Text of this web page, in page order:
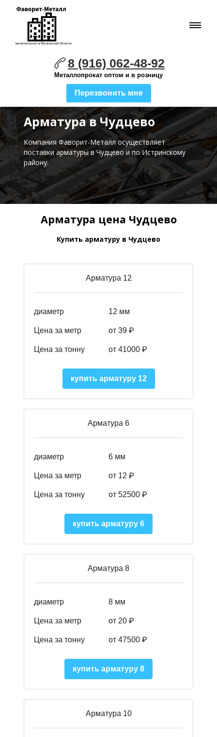
8 (916) 062-48-92
Металлопрокат оптом и в розницу
Перезвонить мне
Арматура в Чудцево
Компания Фаворит-Металл осуществляет
поставкиарматуры в Чудцево и по Истринскому
району.
Арматура цена Чудцево
Купить арматуру в Чудцево
Арматура 12
диаметр 12 мм
Цена за метр от 39 ₽
Цена за тонну от 41000 ₽
купить арматуру 12
Арматура 6
диаметр 6 мм
Цена за метр от 12 ₽
Цена за тонну от 52500 ₽
купить арматуру 6
Арматура 8
диаметр 8 мм
Цена за метр от 20 ₽
Цена за тонну от 47500 ₽
купить арматуру 8
Арматура 10